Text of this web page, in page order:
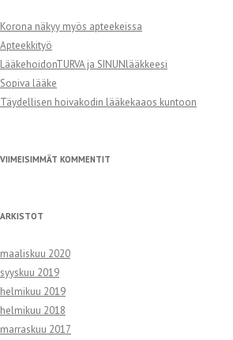
Korona näkyy myös apteekeissa
Apteekkityö
LääkehoidonTURVA ja SINUNlääkkeesi
Sopiva lääke
Täydellisen hoivakodin lääkekaaos kuntoon
VIIMEISIMMÄT KOMMENTIT
ARKISTOT
maaliskuu 2020
syyskuu 2019
helmikuu 2019
helmikuu 2018
marraskuu 2017